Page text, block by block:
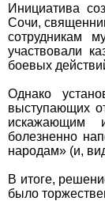
Инициатива
Сочи,
сотрудникам
участвовали
боевых
Однако
выступающих
искажающим
болезненно
народам» (и,
В итоге,
было